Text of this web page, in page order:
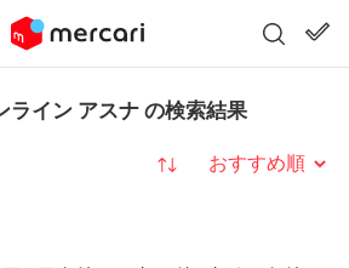
ライン アスナ の検索結果
並び替え